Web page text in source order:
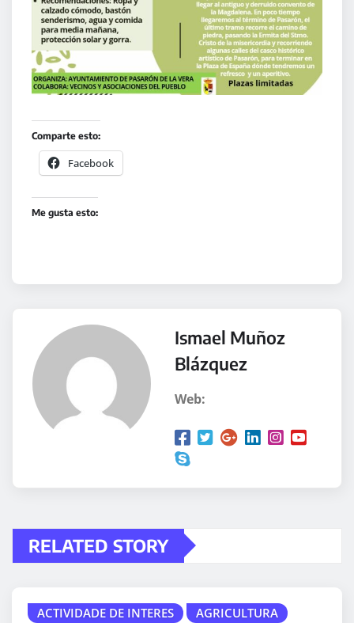
Comparte esto:
Facebook
Me gusta esto:
Ismael Muñoz
Blázquez
Web:
RELATED STORY
ACTIVIDADE DE INTERES AGRICULTURA